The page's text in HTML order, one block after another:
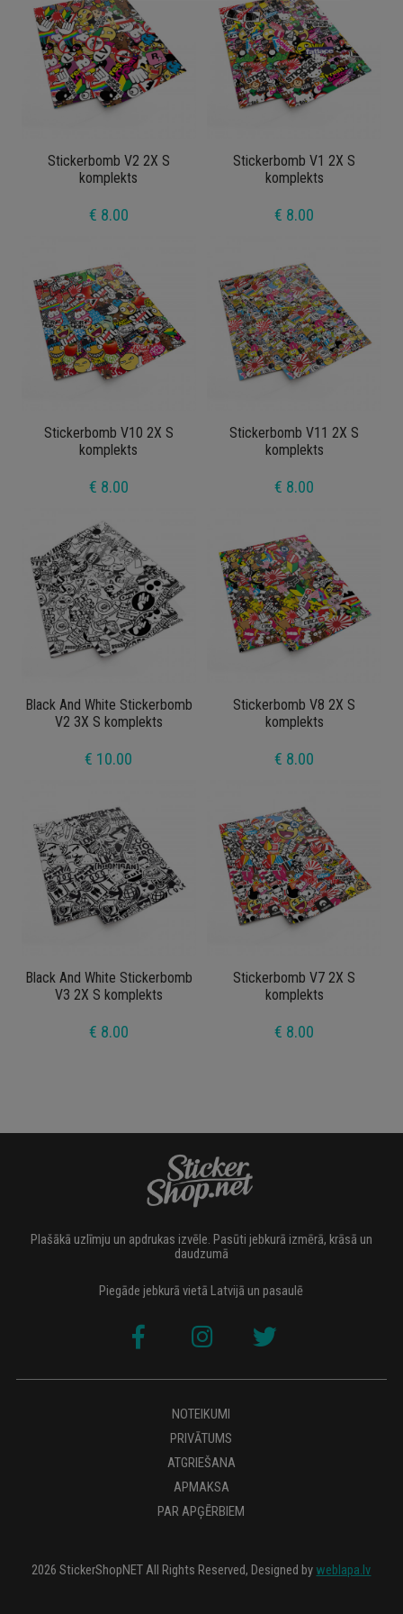
Stickerbomb V2 2X S
komplekts
€ 8.00
Stickerbomb V1 2X S
komplekts
€ 8.00
Stickerbomb V10 2X S
komplekts
€ 8.00
Stickerbomb V11 2X S
komplekts
€ 8.00
Black And White Stickerbomb
V2 3X S komplekts
€ 10.00
Stickerbomb V8 2X S
komplekts
€ 8.00
Black And White Stickerbomb
V3 2X S komplekts
€ 8.00
Stickerbomb V7 2X S
komplekts
€ 8.00
Plašākā uzlīmju un apdrukas izvēle. Pasūti jebkurā izmērā, krāsā un
daudzumā
Piegāde jebkurā vietā Latvijā un pasaulē
NOTEIKUMI
PRIVĀTUMS
ATGRIEŠANA
APMAKSA
PAR APĢĒRBIEM
2026 StickerShopNET All Rights Reserved, Designed by weblapa.lv